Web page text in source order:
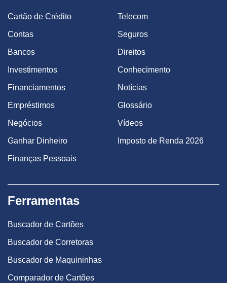
Cartão de Crédito
Contas
Bancos
Investimentos
Financiamentos
Empréstimos
Negócios
Ganhar Dinheiro
Finanças Pessoais
Telecom
Seguros
Direitos
Conhecimento
Notícias
Glossário
Vídeos
Imposto de Renda 2026
Ferramentas
Buscador de Cartões
Buscador de Corretoras
Buscador de Maquininhas
Comparador de Cartões